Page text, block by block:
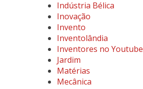
Indústria Bélica
Inovação
Invento
Inventolândia
Inventores no Youtube
Jardim
Matérias
Mecânica